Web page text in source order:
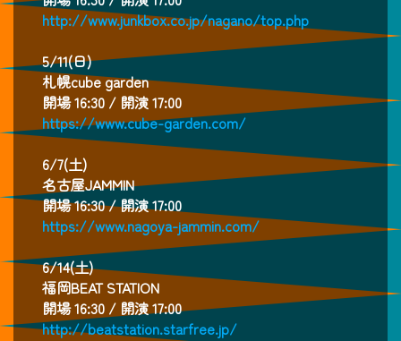
http://www.junkbox.co.jp/nagano/top.php
5/11(日)
札幌cube garden
開場 16:30 / 開演 17:00
https://www.cube-garden.com/
6/7(土)
名古屋JAMMIN
開場 16:30 / 開演 17:00
https://www.nagoya-jammin.com/
6/14(土)
福岡BEAT STATION
開場 16:30 / 開演 17:00
http://beatstation.starfree.jp/